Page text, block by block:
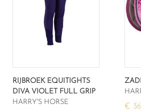
RIJBROEK EQUITIGHTS
DIVA VIOLET FULL GRIP
HARRY'S HORSE
€